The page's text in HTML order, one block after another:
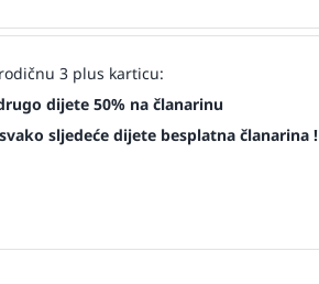
3 plus karticu:
dijete 50% na članarinu
sljedeće dijete besplatna članarina !